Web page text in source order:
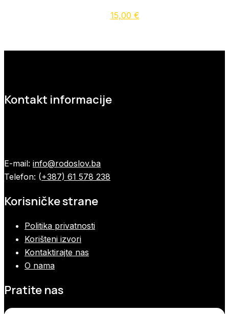
15,00 €
Kontakt informacije
E-mail: info@rodoslov.ba
Telefon: (+387) 61 578 238
Korisničke strane
Politika privatnosti
Korišteni izvori
Kontaktirajte nas
O nama
Pratite nas